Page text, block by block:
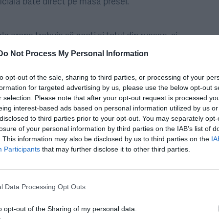
Not Process My Personal Information
opt-out of the sale, sharing to third parties, or processing of your
for targeted advertising by us, please use the below opt-out
selection. Please note that after your opt-out request is processed
interest-based ads based on personal information utilized by us
to third parties prior to your opt-out. You may separately
of your personal information by third parties on the IAB’s list of
This information may also be disclosed by us to third parties on the
Participants that may further disclose it to other third parties.
Data Processing Opt Outs
opt-out of the Sharing of my personal data.
arene trebuie să scoți și totul din rucsac, și
în altele treci, ca jurnalist, doar arătând
Ridici din umeri, iar copilul de 18 ani îți
Top! Barcelona!”. „Fiul? Va ajunge mai sus
de fotbal, o plăcere să stai 10 minute de povești
sticker cu România, va întreba despre David
sau Berni Szocs…
proximitatea marilor evenimente, kilometri întregi
mai ceva ca pe aeroporturi, cu intrări
mai îndepărtată pentru jurnaliști! – și ireal de
de forțele de securitate, un oraș-fantomă în
înainte de festivitatea de deschidere, am fost